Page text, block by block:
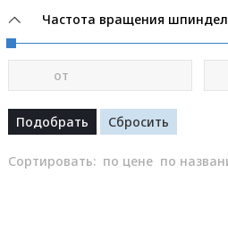
Частота вращения
от
Сортировать: по цене по